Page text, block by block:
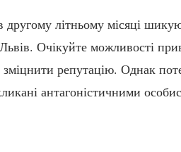
другому літньому місяці
Очікуйте можливості
зміцнити репутацію. Однак
антагоністичними